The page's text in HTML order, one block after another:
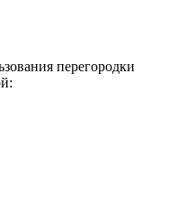
перегородки